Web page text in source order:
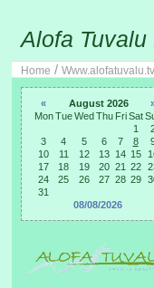
Alofa Tuvalu
Home / Www.alofatuvalu.tv
« August 2026
Mon Tue Wed Thu Fri Sat
1
3
4 5 6 7 8
10
11 12 13 14 15
17
18 19 20 21 22
24
25 26 27 28 29
31
08/08/2026